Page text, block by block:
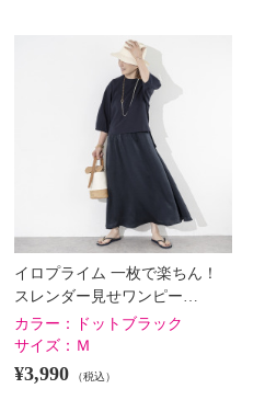
イロプライム 一枚で楽ちん！
スレンダー見せワンピー…
カラー：
ドットブラック
サイズ： Ｍ
¥3,990 （税込）